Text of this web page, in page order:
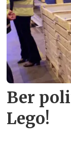
Ber
Lego!